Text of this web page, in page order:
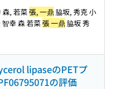
森, 若菜張, 一鼎 脇坂, 秀克 小
幸 森 若菜張 一鼎 脇坂 秀
lipaseのPETプ
の評価